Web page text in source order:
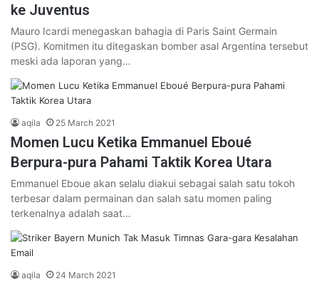
ke Juventus
Mauro Icardi menegaskan bahagia di Paris Saint Germain
(PSG). Komitmen itu ditegaskan bomber asal Argentina tersebut
meski ada laporan yang…
aqila 25 March 2021
Momen Lucu Ketika Emmanuel Eboué
Berpura-pura Pahami Taktik Korea Utara
Emmanuel Eboue akan selalu diakui sebagai salah satu tokoh
terbesar dalam permainan dan salah satu momen paling
terkenalnya adalah saat…
aqila 24 March 2021